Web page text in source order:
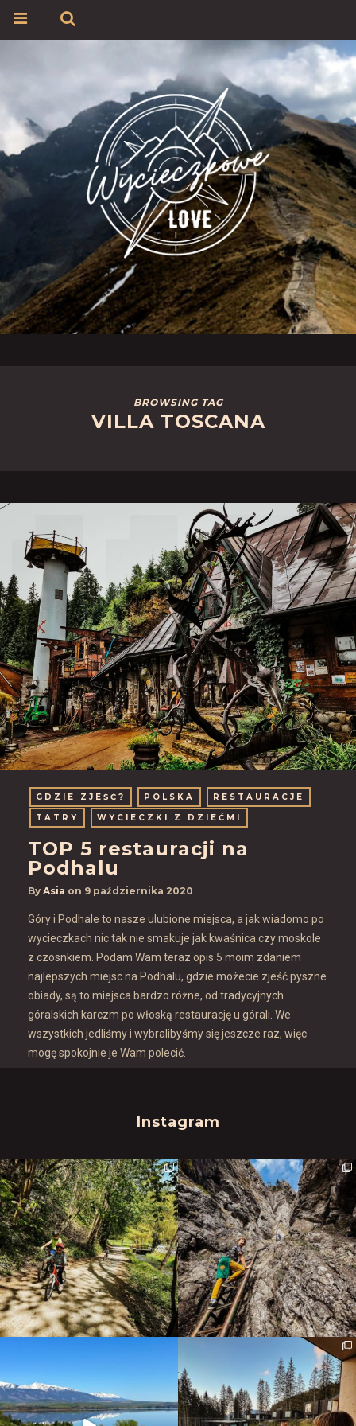
BROWSING TAG
VILLA TOSCANA
GDZIE ZJEŚĆ? POLSKA
RESTAURACJE
TATRY
WYCIECZKI Z DZIEĆMI
TOP 5 restauracji na
Podhalu
By Asia on 9 października 2020
Góry i Podhale to nasze ulubione miejsca, a jak wiadomo po
wycieczkach nic tak nie smakuje jak kwaśnica czy moskole
z czosnkiem. Podam Wam teraz opis 5 moim zdaniem
najlepszych miejsc na Podhalu, gdzie możecie zjeść pyszne
obiady, są to miejsca bardzo różne, od tradycyjnych
góralskich karczm po włoską restaurację u górali. We
wszystkich jedliśmy i wybralibyśmy się jeszcze raz, więc
mogę spokojnie je Wam polecić.
Instagram